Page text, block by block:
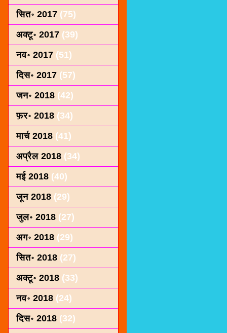
सित॰ 2017 (75)
अक्टू॰ 2017 (39)
नव॰ 2017 (51)
दिस॰ 2017 (57)
जन॰ 2018 (42)
फ़र॰ 2018 (34)
मार्च 2018 (41)
अप्रैल 2018 (34)
मई 2018 (40)
जून 2018 (29)
जुल॰ 2018 (27)
अग॰ 2018 (29)
सित॰ 2018 (27)
अक्टू॰ 2018 (33)
नव॰ 2018 (24)
दिस॰ 2018 (32)